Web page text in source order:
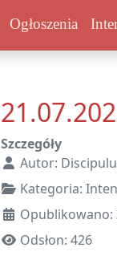
Ogłoszenia
Szczegóły
Autor:
Kategoria:
Opublikowano:
Odsłon: 426